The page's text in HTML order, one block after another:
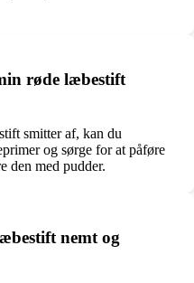
røde læbestift
smitter af, kan du
og sørge for at påføre
den med pudder.
nemt og